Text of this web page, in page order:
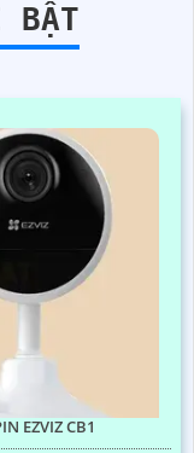
BẬT
EZVIZ CB1